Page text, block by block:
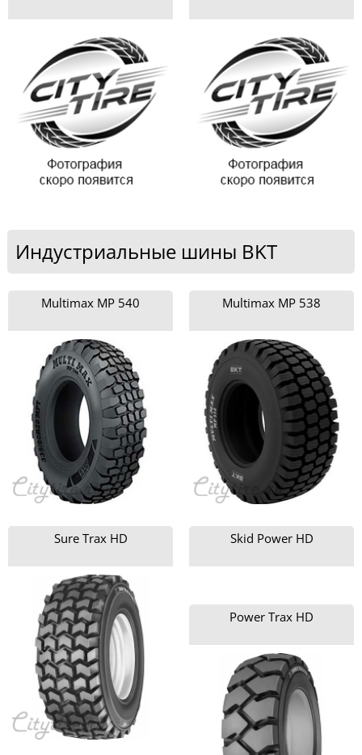
Индустриальные шины BKT
Multimax MP 540 Multimax MP 538
Sure Trax HD Skid Power HD
Power Trax HD